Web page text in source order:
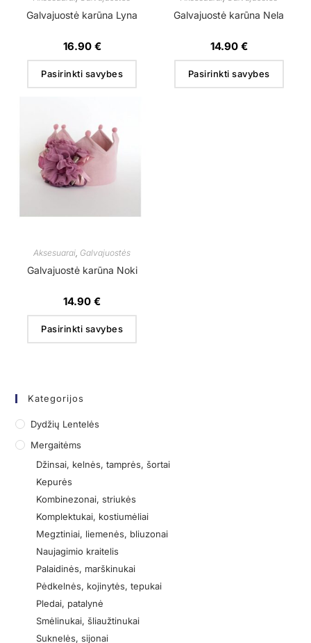
Galvajuostė karūna Lyna
16.90 €
Pasirinkti savybes
Galvajuostė karūna Nela
14.90 €
Pasirinkti savybes
Aksesuarai, Galvajuostės
Galvajuostė karūna Noki
14.90€
Pasirinkti savybes
Kategorijos
Dydžių Lentelės
Mergaitėms
Džinsai, kelnės, tamprės, šortai
Kepurės
Kombinezonai, striukės
Komplektukai, kostiumėliai
Megztiniai, liemenės, bliuzonai
Naujagimio kraitelis
Palaidinės, marškinukai
Pėdkelnės, kojinytės, tepukai
Pledai, patalynė
Smėlinukai, šliaužtinukai
Suknelės, sijonai